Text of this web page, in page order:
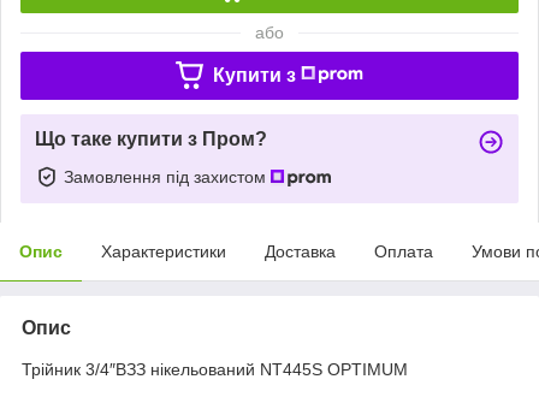
або
Купити з
Що таке купити з Пром?
Замовлення під захистом
Опис Характеристики Доставка Оплата Умови
Опис
Трійник 3/4″ВЗЗ нікельований NT445S OPTIMUM